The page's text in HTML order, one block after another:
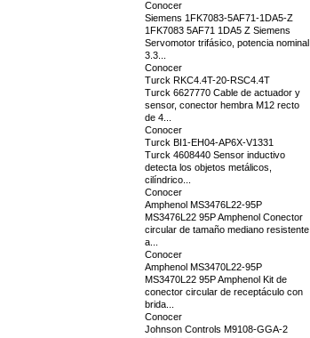
Conocer
Siemens 1FK7083-5AF71-1DA5-Z
1FK7083 5AF71 1DA5 Z Siemens
Servomotor trifásico, potencia nominal
3.3...
Conocer
Turck RKC4.4T-20-RSC4.4T
Turck 6627770 Cable de actuador y
sensor, conector hembra M12 recto
de 4...
Conocer
Turck BI1-EH04-AP6X-V1331
Turck 4608440 Sensor inductivo
detecta los objetos metálicos,
cilíndrico...
Conocer
Amphenol MS3476L22-95P
MS3476L22 95P Amphenol Conector
circular de tamaño mediano resistente
a...
Conocer
Amphenol MS3470L22-95P
MS3470L22 95P Amphenol Kit de
conector circular de receptáculo con
brida...
Conocer
Johnson Controls M9108-GGA-2